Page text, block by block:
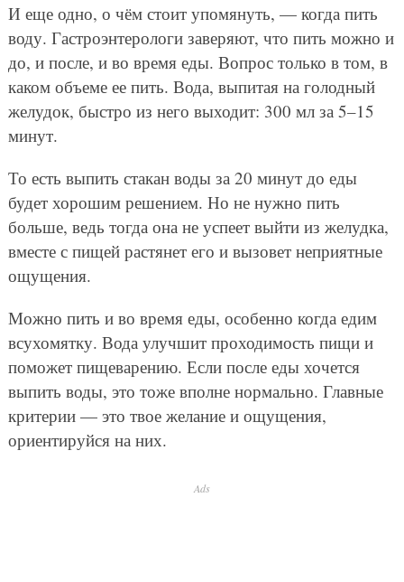
И еще одно, о чём стоит упомянуть, — когда пить
воду. Гастроэнтерологи заверяют, что пить можно и
до, и после, и во время еды. Вопрос только в том, в
каком объеме ее пить. Вода, выпитая на голодный
желудок, быстро из него выходит: 300 мл за 5–15
минут.
То есть выпить стакан воды за 20 минут до еды
будет хорошим решением. Но не нужно пить
больше, ведь тогда она не успеет выйти из желудка,
вместе с пищей растянет его и вызовет неприятные
ощущения.
Можно пить и во время еды, особенно когда едим
всухомятку. Вода улучшит проходимость пищи и
поможет пищеварению. Если после еды хочется
выпить воды, это тоже вполне нормально. Главные
критерии — это твое желание и ощущения,
ориентируйся на них.
Ads